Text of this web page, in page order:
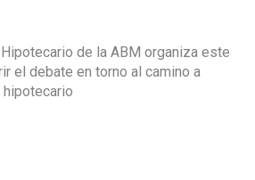
de la ABM organiza este
el debate en torno al camino a